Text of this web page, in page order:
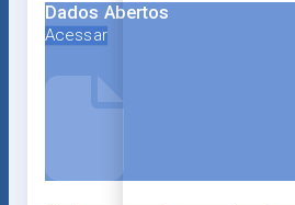
Dados Abertos
Acessar